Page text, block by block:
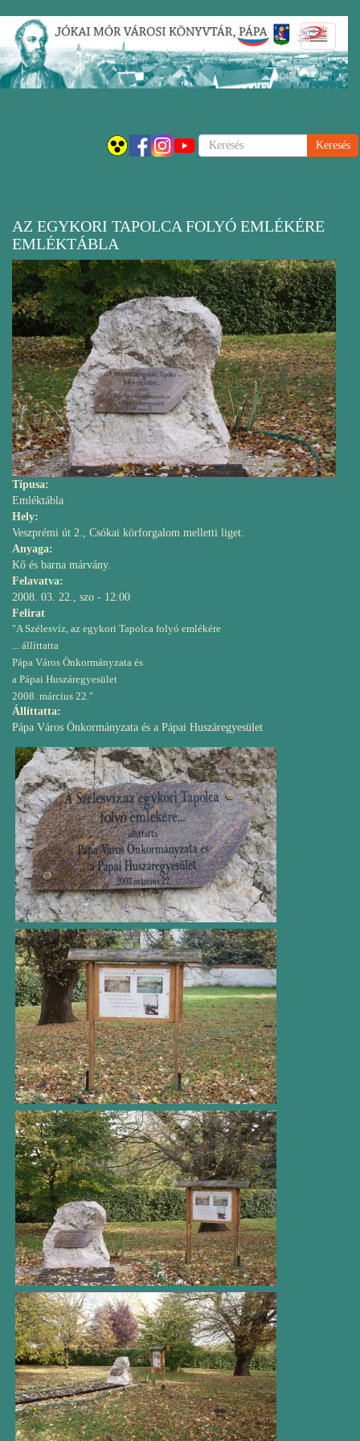
Ugrás
tartalomra
Keresés
AZ EGYKORI TAPOLCA FOLYÓ EMLÉKÉRE
EMLÉKTÁBLA
Típusa:
Emléktábla
Hely:
Veszprémi út 2., Csókai körforgalom melletti liget.
Anyaga:
Kő és barna márvány.
Felavatva:
2008. 03. 22., szo - 12:00
Felirat
"A Szélesvíz, az egykori Tapolca folyó emlékére
... állíttatta
Pápa Város Önkormányzata és
a Pápai Huszáregyesület
2008. március 22."
Állíttatta:
Pápa Város Önkormányzata és a Pápai Huszáregyesület